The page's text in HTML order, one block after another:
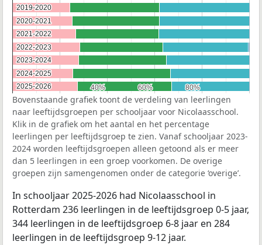
40%
40% 60%
60% 80%
80%
2019-2020
2019-2020
2020-2021
2020-2021
2021-2022
2021-2022
2022-2023
2022-2023
2023-2024
2023-2024
2024-2025
2024-2025
2025-2026
2025-2026
Bovenstaande grafiek toont de verdeling van leerlingen
naar leeftijdsgroepen per schooljaar voor Nicolaasschool.
Klik in de grafiek om het aantal en het percentage
leerlingen per leeftijdsgroep te zien. Vanaf schooljaar 2023-
2024 worden leeftijdsgroepen alleen getoond als er meer
dan 5 leerlingen in een groep voorkomen. De overige
groepen zijn samengenomen onder de categorie ‘overige’.
In schooljaar 2025-2026 had Nicolaasschool in
Rotterdam 236 leerlingen in de leeftijdsgroep 0-5 jaar,
344 leerlingen in de leeftijdsgroep 6-8 jaar en 284
leerlingen in de leeftijdsgroep 9-12 jaar.